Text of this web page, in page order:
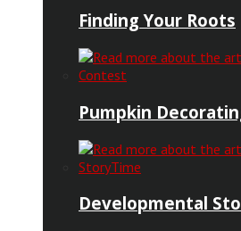
Finding Your Roots
Pumpkin
Developmental